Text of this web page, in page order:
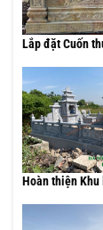
Lắp đặt Cuốn
Hoàn thiện